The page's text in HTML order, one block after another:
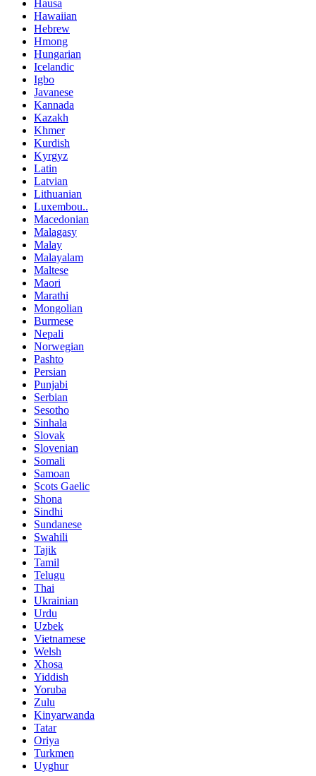
Hausa
Hawaiian
Hebrew
Hmong
Hungarian
Icelandic
Igbo
Javanese
Kannada
Kazakh
Khmer
Kurdish
Kyrgyz
Latin
Latvian
Lithuanian
Luxembou..
Macedonian
Malagasy
Malay
Malayalam
Maltese
Maori
Marathi
Mongolian
Burmese
Nepali
Norwegian
Pashto
Persian
Punjabi
Serbian
Sesotho
Sinhala
Slovak
Slovenian
Somali
Samoan
Scots Gaelic
Shona
Sindhi
Sundanese
Swahili
Tajik
Tamil
Telugu
Thai
Ukrainian
Urdu
Uzbek
Vietnamese
Welsh
Xhosa
Yiddish
Yoruba
Zulu
Kinyarwanda
Tatar
Oriya
Turkmen
Uyghur